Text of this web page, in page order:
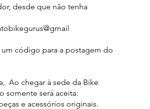
desde que não tenha
um código para a postagem do
Ao chegar à sede da Bike
somente será aceita:
e acessórios originais.